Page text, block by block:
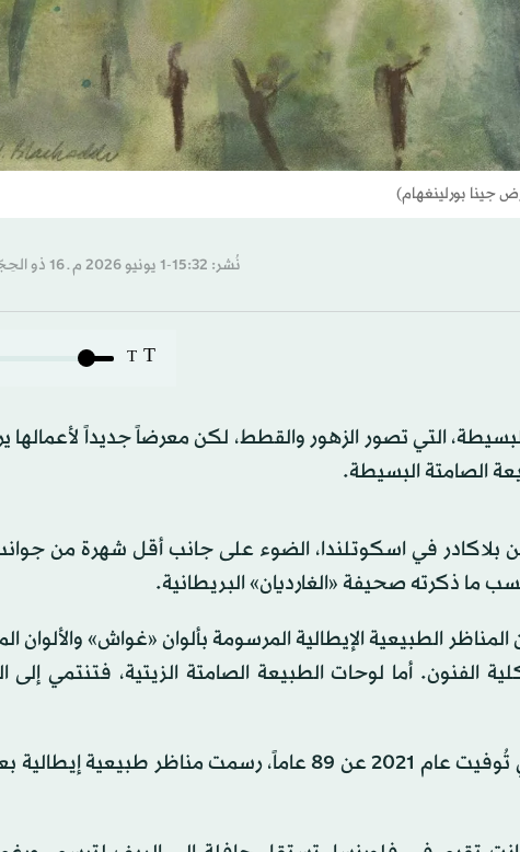
نُشر: 15:32-1 يونيو 2026 م ـ 16 ذو الحِجّة 1447 هـ
T
T
التي تصور الزهور والقطط، لكن معرضاً جديداً لأعمالها
الصامتة البسيطة.
في اسكوتلندا، الضوء على جانب أقل شهرة من
ما ذكرته صحيفة «الغارديان» البريطانية.
الطبيعية الإيطالية المرسومة بألوان «غواش» والألوان
أما لوحات الطبيعة الصامتة الزيتية، فتنتمي إلى
وقالت الكاتبة الفنية والمحررة آنا برادي إن بلاكادر، التي تُوفيت عام 2021 عن 89 عاماً، رسمت مناظر